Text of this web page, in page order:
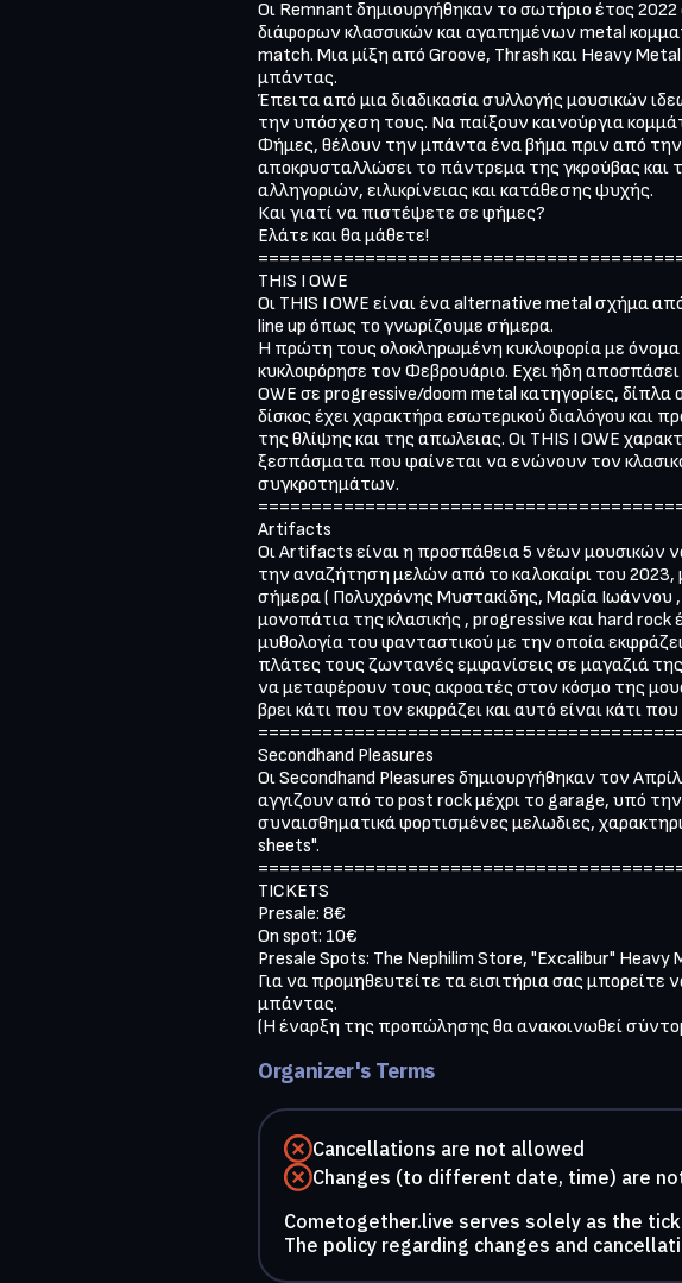
Οι Remnant δημιουργήθηκαν το σωτήριο έτος
διάφορων κλασσικών και αγαπημένων metal
match. Μια μίξη από Groove, Thrash και Heavy
μπάντας.
Έπειτα από μια διαδικασία συλλογής μουσικών
την υπόσχεση τους. Να παίξουν καινούργια
Φήμες, θέλουν την μπάντα ένα βήμα πριν από την
αποκρυσταλλώσει το πάντρεμα της γκρούβας και
αλληγοριών, ειλικρίνειας και κατάθεσης ψυχής.
Και γιατί να πιστέψετε σε φήμες?
Ελάτε και θα μάθετε!
THIS I OWE
Οι THIS I OWE είναι ένα alternative metal σχήμα
line up όπως το γνωρίζουμε σήμερα.
Η πρώτη τους ολοκληρωμένη κυκλοφορία με
κυκλοφόρησε τον Φεβρουάριο. Εχει ήδη
OWE σε progressive/doom metal κατηγορίες, δίπλα
δίσκος έχει χαρακτήρα εσωτερικού διαλόγου και
της θλίψης και της απωλειας. Οι THIS I OWE
ξεσπάσματα που φαίνεται να ενώνουν τον
συγκροτημάτων.
Artifacts
Οι Artifacts είναι η προσπάθεια 5 νέων μουσικών
την αναζήτηση μελών από το καλοκαίρι του
σήμερα ( Πολυχρόνης Μυστακίδης, Μαρία Ιωάννου
μονοπάτια της κλασικής , progressive και hard
μυθολογία του φανταστικού με την οποία
πλάτες τους ζωντανές εμφανίσεις σε μαγαζιά
να μεταφέρουν τους ακροατές στον κόσμο της
βρει κάτι που τον εκφράζει και αυτό είναι κάτι
Secondhand Pleasures
Οι Secondhand Pleasures δημιουργήθηκαν τον
αγγιζουν από το post rock μέχρι το garage, υπό
συναισθηματικά φορτισμένες μελωδιες,
sheets".
TICKETS
Presale: 8€
On spot: 10€
Presale Spots: The Nephilim Store, "Excalibur" Heavy
Για να προμηθευτείτε τα εισιτήρια σας
μπάντας.
(Η έναρξη της προπώλησης θα ανακοινωθεί
Organizer's Terms
Cancellations are not allowed
Changes (to different date, time) are
Cometogether.live serves solely as the
The policy regarding changes and